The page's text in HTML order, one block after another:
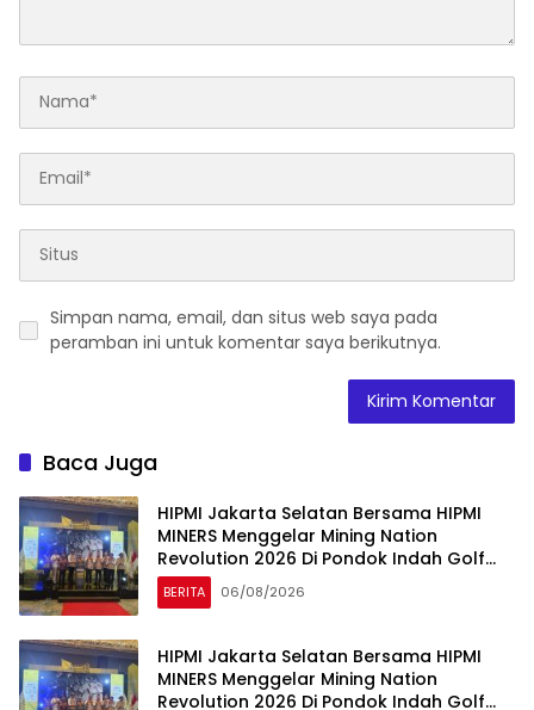
Simpan nama, email, dan situs web saya pada
peramban ini untuk komentar saya berikutnya.
Baca Juga
HIPMI Jakarta Selatan Bersama HIPMI
MINERS Menggelar Mining Nation
Revolution 2026 Di Pondok Indah Golf
Jakarta
BERITA 06/08/2026
HIPMI Jakarta Selatan Bersama HIPMI
MINERS Menggelar Mining Nation
Revolution 2026 Di Pondok Indah Golf